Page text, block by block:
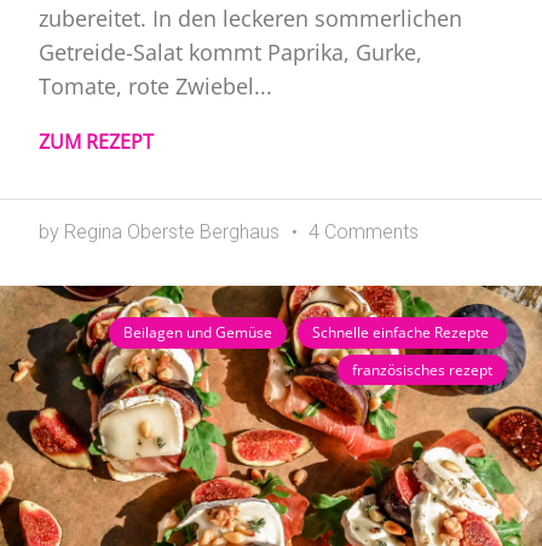
zubereitet. In den leckeren sommerlichen
Getreide-Salat kommt Paprika, Gurke,
Tomate, rote Zwiebel...
ZUM REZEPT
by Regina Oberste Berghaus 4 Comments
Beilagen und Gemüse
Schnelle einfache Rezepte
französisches rezept